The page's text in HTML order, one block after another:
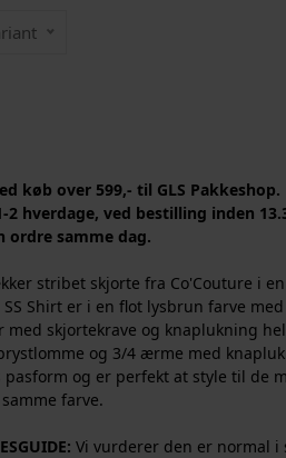
køb over 599,- til GLS Pakkeshop.
2 hverdage, ved bestilling inden
ordre samme dag.
stribet skjorte fra Co'Couture i
SS Shirt er i en flot lysbrun farve
med skjortekrave og knaplukning
og 3/4 ærme med
pasform og er perfekt at style til de
farve.
Vi vurderer den er normal i